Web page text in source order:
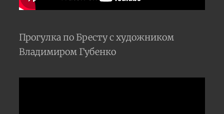
Прогулка по Бресту с художником
Владимиром Губенко